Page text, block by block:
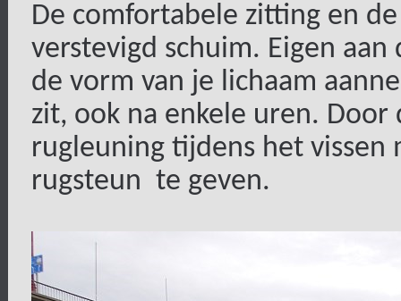
De comfortabele zitting en
verstevigd schuim. Eigen
de vorm van je lichaam
zit, ook na enkele uren.
rugleuning tijdens het vissen
rugsteun te geven.